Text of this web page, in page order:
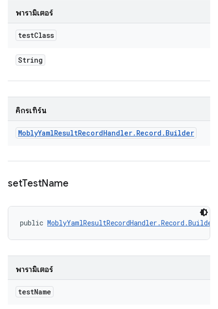
พารามิเตอร์
testClass
String
คิกรีเทิร์น
MoblyYamlResultRecordHandler. Record . Builder
setTestName
public MoblyYamlResultRecordHandler.Record.Builder
พารามิเตอร์
testName